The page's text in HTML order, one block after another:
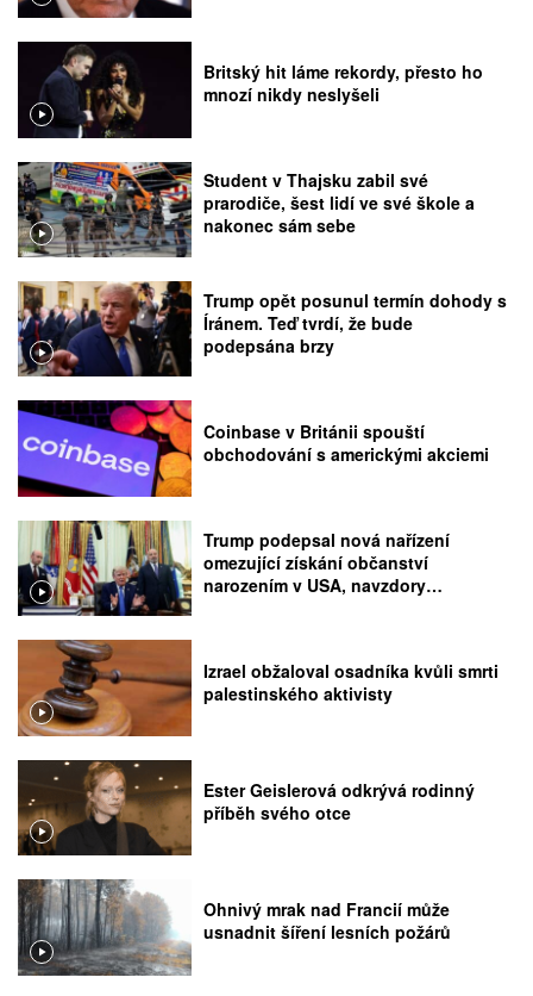
Britský hit láme rekordy, přesto ho
mnozí nikdy neslyšeli
Student v Thajsku zabil své
prarodiče, šest lidí ve své škole a
nakonec sám sebe
Trump opět posunul termín dohody s
Íránem. Teď tvrdí, že bude
podepsána brzy
Coinbase v Británii spouští
obchodování s americkými akciemi
Trump podepsal nová nařízení
omezující získání občanství
narozením v USA, navzdory
Izrael obžaloval osadníka kvůli smrti
palestinského aktivisty
Ester Geislerová odkrývá rodinný
příběh svého otce
Ohnivý mrak nad Francií může
usnadnit šíření lesních požárů